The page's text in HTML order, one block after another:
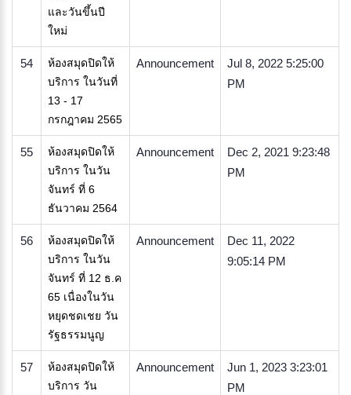
และวันขึ้นปี
ใหม่
54
ห้องสมุดปิดให้
บริการ ในวันที่
13 - 17
กรกฎาคม 2565
Announcement
Jul 8, 2022 5:25:00
PM
55
ห้องสมุดปิดให้
บริการ ในวัน
จันทร์ ที่ 6
ธันวาคม 2564
Announcement
Dec 2, 2021 9:23:48
PM
56
ห้องสมุดปิดให้
บริการ ในวัน
จันทร์ ที่ 12 ธ.ค
65 เนื่องในวัน
หยุดชดเชย วัน
รัฐธรรมนูญ
Announcement
Dec 11, 2022
9:05:14 PM
57
ห้องสมุดปิดให้
บริการ วัน
Announcement
Jun 1, 2023 3:23:01
PM